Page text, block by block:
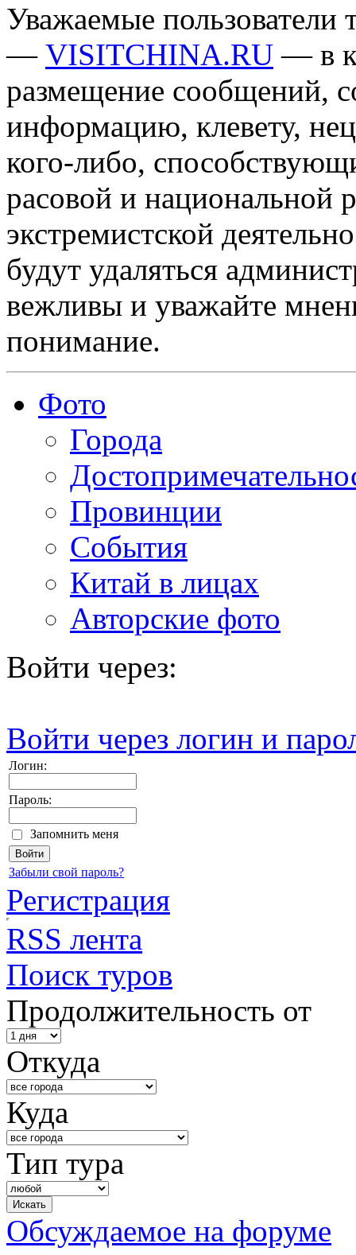
Уважаемые пользователи
— VISITCHINA.RU — в
размещение сообщений,
информацию, клевету,
кого-либо,
расовой и национальной
экстремистской
будут удаляться
вежливы и уважайте
понимание.
Фото
Города
Провинции
События
Китай в лицах
Авторские фото
Войти через:
Войти через логин и
Логин:
Пароль:
Запомнить меня
Забыли свой пароль?
Регистрация
RSS лента
Поиск туров
Продолжительность от
Откуда
Куда
Тип тура
Обсуждаемое на форуме